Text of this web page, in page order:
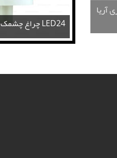
آریا شیر پروانه‌ای آتش‌نشانی BEST مدل